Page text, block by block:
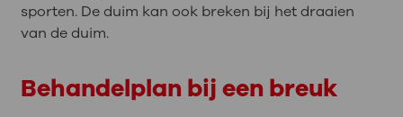
sporten. De duim kan ook breken bij het draaien
van de duim.
Behandelplan bij een breuk